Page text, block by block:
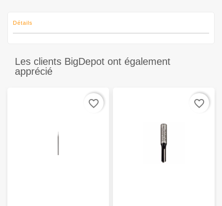
Détails
Les clients BigDepot ont également
apprécié
favorite_border favorite_border